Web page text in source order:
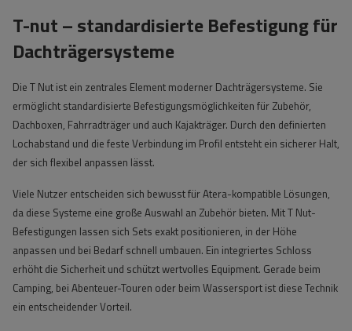
T-nut – standardisierte Befestigung für
Dachträgersysteme
Die T Nut ist ein zentrales Element moderner Dachträgersysteme. Sie
ermöglicht standardisierte Befestigungsmöglichkeiten für Zubehör,
Dachboxen, Fahrradträger und auch Kajakträger. Durch den definierten
Lochabstand und die feste Verbindung im Profil entsteht ein sicherer Halt,
der sich flexibel anpassen lässt.
Viele Nutzer entscheiden sich bewusst für Atera-kompatible Lösungen,
da diese Systeme eine große Auswahl an Zubehör bieten. Mit T Nut-
Befestigungen lassen sich Sets exakt positionieren, in der Höhe
anpassen und bei Bedarf schnell umbauen. Ein integriertes Schloss
erhöht die Sicherheit und schützt wertvolles Equipment. Gerade beim
Camping, bei Abenteuer-Touren oder beim Wassersport ist diese Technik
ein entscheidender Vorteil.